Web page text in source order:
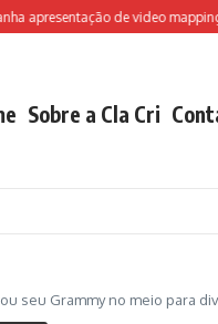
de video mapping
Sobre a Cla Cri
seu Grammy no meio para